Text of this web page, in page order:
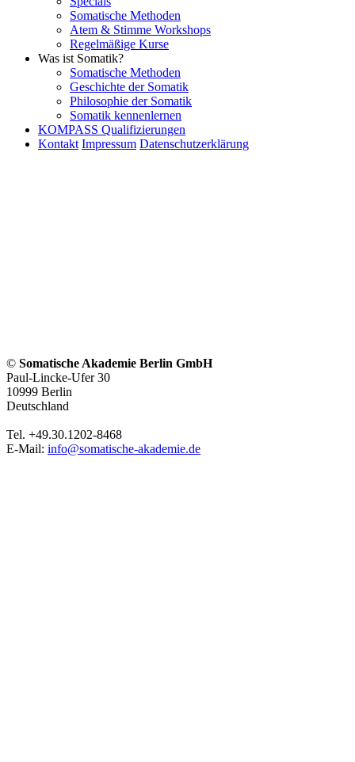
Somatische Methoden
Atem & Stimme Workshops
Regelmäßige Kurse
Was ist Somatik?
Somatische Methoden
Geschichte der Somatik
Philosophie der Somatik
Somatik kennenlernen
KOMPASS Qualifizierungen
Kontakt Impressum Datenschutzerklärung
© Somatische Akademie Berlin GmbH
Paul-Lincke-Ufer 30
10999 Berlin
Deutschland
Tel. +49.30.1202-8468
E-Mail: info@somatische-akademie.de